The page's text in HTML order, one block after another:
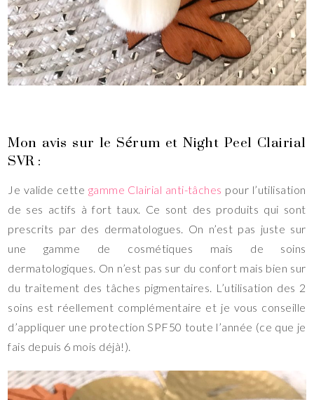
Mon avis sur le Sérum et Night Peel Clairial
SVR :
Je valide cette gamme Clairial anti-tâches pour l’utilisation
de ses actifs à fort taux. Ce sont des produits qui sont
prescrits par des dermatologues. On n’est pas juste sur
une gamme de cosmétiques mais de soins
dermatologiques. On n’est pas sur du confort mais bien sur
du traitement des tâches pigmentaires. L’utilisation des 2
soins est réellement complémentaire et je vous conseille
d’appliquer une protection SPF50 toute l’année (ce que je
fais depuis 6 mois déjà!).